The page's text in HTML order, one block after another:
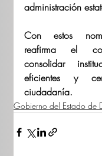
administración
Con estos
reafirma el
consolidar
eficientes y
ciudadanía.
Gobierno del Estado de